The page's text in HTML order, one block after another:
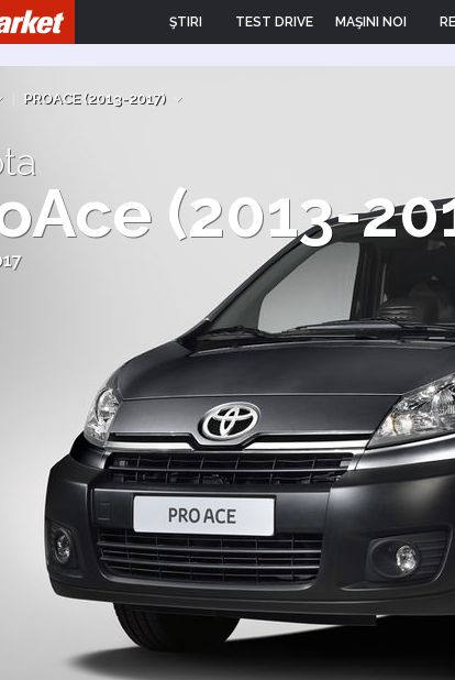
ŞTIRI TEST DRIVE MAŞINI NOI
PROACE (2013-2017)
(2013-